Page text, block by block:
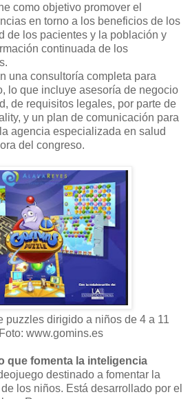
como objetivo promover el
en torno a los beneficios de los
de los pacientes y la población y
continuada de los
una consultoría completa para
lo que incluye asesoría de negocio
de requisitos legales, por parte de
y un plan de comunicación para
agencia especializada en salud
del congreso.
puzzles dirigido a niños de 4 a 11
www.gomins.es
que fomenta la inteligencia
destinado a fomentar la
los niños. Está desarrollado por el